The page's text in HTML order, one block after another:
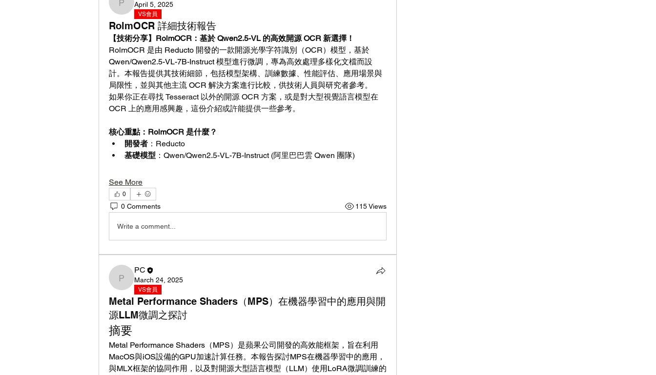
PCApril 5, 2025
VS會員
RolmOCR 詳細技術報告
【技術分享】RolmOCR：基於 Qwen2.5-VL 的高效開源 OCR 新選擇！
RolmOCR 是由 Reducto 開發的一款開源光學字符識別（OCR）模型，基於
Qwen/Qwen2.5-VL-7B-Instruct 模型進行微調，專為高效處理多樣化文檔而設
計。本報告提供其技術細節，包括模型架構、訓練數據、性能評估、應用場景與
局限性，並與其他主流 OCR 解決方案進行比較，供技術人員與研究者參考。
如果你正在尋找 Tesseract 以外的開源 OCR 方案，或是對大型視覺語言模型在
OCR 上的應用感興趣，這份介紹或許能提供一些參考。
核心重點：RolmOCR 是什麼？
開發者 ：Reducto
基礎模型 ：Qwen/Qwen2.5-VL-7B-Instruct (阿里巴巴雲 Qwen 團隊)
See More
0
0 Comments 115 Views
Write a comment...
PC
PC
March 24, 2025
VS會員
Metal Performance Shaders（MPS）在機器學習中的應用與開
源LLM微調之探討
摘要
Metal Performance Shaders（MPS）是蘋果公司開發的高效能框架，旨在利用
MacOS與iOS設備的GPU加速計算任務。本報告探討MPS在機器學習中的應用，
與MLX框架的協同作用，以及對開源大型語言模型（LLM）使用LoRA微調訓練的